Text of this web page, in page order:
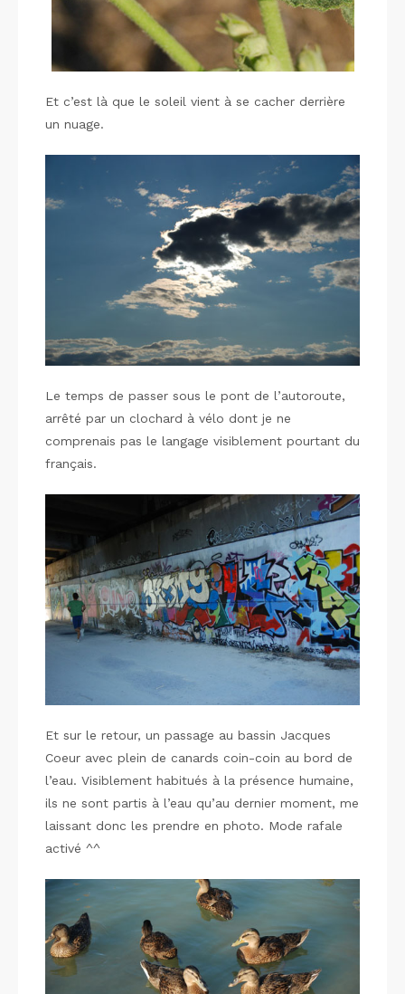
Et c’est là que le soleil vient à se cacher derrière
un nuage.
Le temps de passer sous le pont de l’autoroute,
arrêté par un clochard à vélo dont je ne
comprenais pas le langage visiblement pourtant du
français.
Et sur le retour, un passage au bassin Jacques
Coeur avec plein de canards coin-coin au bord de
l’eau. Visiblement habitués à la présence humaine,
ils ne sont partis à l’eau qu’au dernier moment, me
laissant donc les prendre en photo. Mode rafale
activé ^^